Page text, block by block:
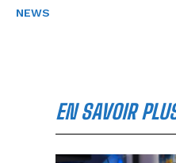
NEWS
EN SAVOIR